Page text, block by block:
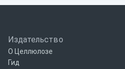
Издательство
О Целлюлозе
Гид